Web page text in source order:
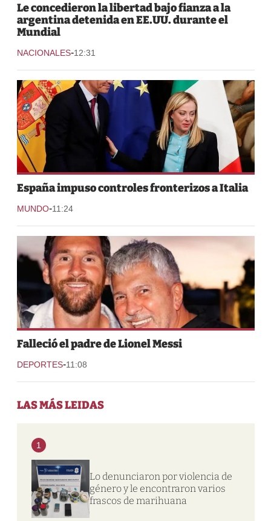
Le concedieron la libertad bajo fianza a la
argentina detenida en EE.UU. durante el
Mundial
NACIONALES-12:31
España impuso controles fronterizos a Italia
MUNDO-11:24
Falleció el padre de Lionel Messi
DEPORTES-11:08
LAS MÁS LEIDAS
1
Lo denunciaron por violencia de
género y le encontraron varios
frascos de marihuana